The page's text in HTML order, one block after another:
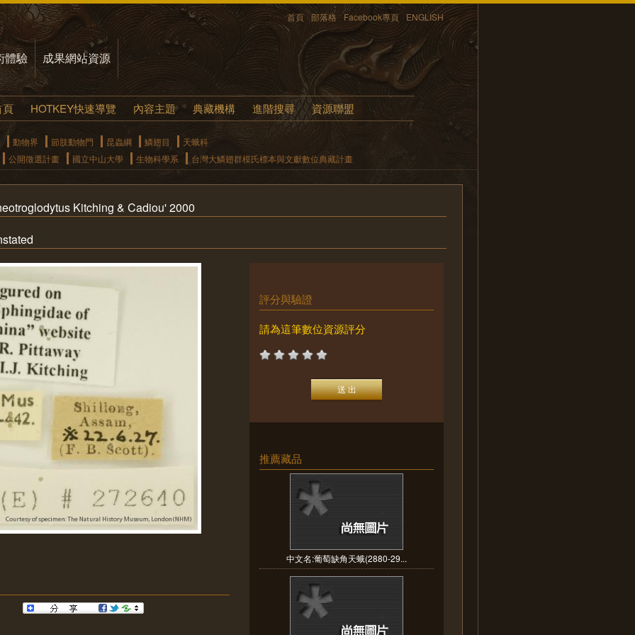
首頁 部落格 Facebook專頁 ENGLISH
體驗 成果網站資源
HOTKEY快速導覽 內容主題 典藏機構 進階搜尋 資源聯盟
動物界 節肢動物門 昆蟲綱 鱗翅目
天蛾科
公開徵選計畫
國立中山大學 生物科學系 台灣大鱗翅群模氏標本與文獻數位典藏計畫
Kitching & Cadiou' 2000
評分與驗證
請為這筆數位資源評分
推薦藏品
中文名:葡萄缺角天蛾(2880-29...